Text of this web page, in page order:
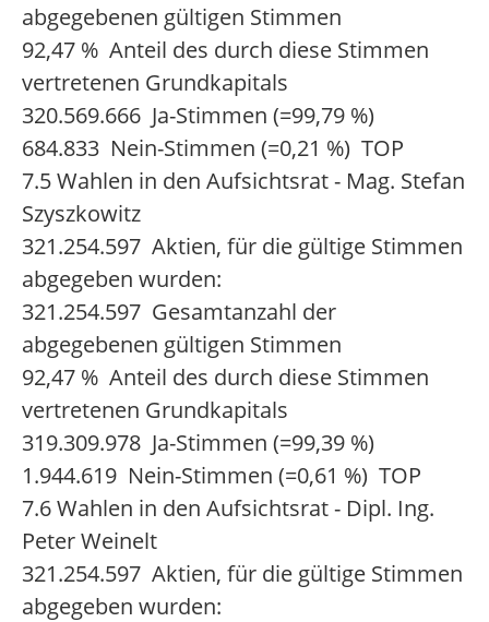
abgegebenen gültigen Stimmen
92,47 % Anteil des durch diese Stimmen
vertretenen Grundkapitals
320.569.666 Ja-Stimmen (=99,79 %)
684.833 Nein-Stimmen (=0,21 %) TOP
7.5 Wahlen in den Aufsichtsrat - Mag. Stefan
Szyszkowitz
321.254.597 Aktien, für die gültige Stimmen
abgegeben wurden:
321.254.597 Gesamtanzahl der
abgegebenen gültigen Stimmen
92,47 % Anteil des durch diese Stimmen
vertretenen Grundkapitals
319.309.978 Ja-Stimmen (=99,39 %)
1.944.619 Nein-Stimmen (=0,61 %) TOP
7.6 Wahlen in den Aufsichtsrat - Dipl. Ing.
Peter Weinelt
321.254.597 Aktien, für die gültige Stimmen
abgegeben wurden: